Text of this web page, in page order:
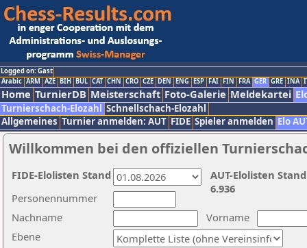
Logged on: Gast
Arabic ARM AZE BIH BUL CAT CHN CRO CZE DEN ENG ESP FAI FIN FRA GER GRE INA
Home TurnierDB Meisterschaft Foto-Galerie Meldekartei
Turnierschach-Elozahl Schnellschach-Elozahl
Allgemeines Turnier anmelden: AUT FIDE Spieler anmelden Elo
Willkommen bei den offiziellen
Nachname
Vorname
Ebene
Personennummer
AUT-Elolisten
6.936
FIDE-Elolisten Stand